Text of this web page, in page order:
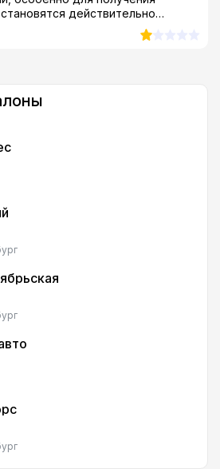
действительно
обещают выгодные условия
ни х*я подобного. Не понимаю,
лет это 160% переплаты...